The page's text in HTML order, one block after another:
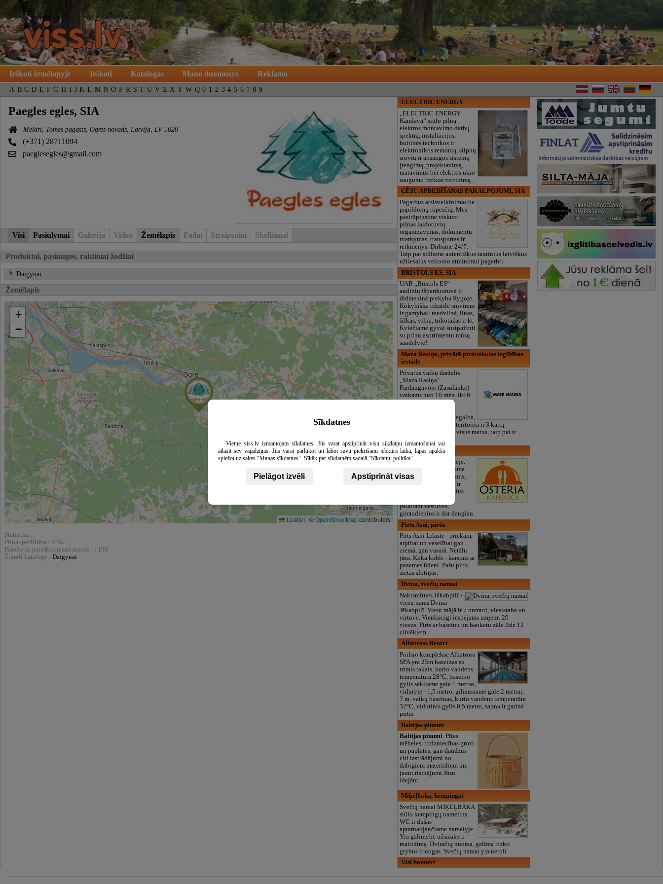
Ieškoti žemėlapyje Ieškoti Katalogas Mano duomenys Reklama
A B C D E F G H I J K L M N O P R S T U V Z X Y W Q 0 1 2 3 4 5 6 7 8 9
Paegles egles, SIA
Meldri, Tomes pagasts, Ogres novads, Latvija, LV-5020
(+371) 28711094
paeglesegles@gmail.com
Visi Pasiūlymai Galerija Video Žemėlapis Failai Straipsniai Skelbimai
Produktai, paslaugos, raktiniai žodžiai
Daigynai
Žemėlapis
+
−
Leaflet | ©OpenStreetMapcontributors
Statistika:
Pilnai peržūrėta : 2492
Parodytas paieškos rezultatuose : 1196
Žiūrėti kataloge : Daigynai
ELECTRIC ENERGY
„ELECTRIC ENERGY
Kandava“ siūlo pilną
elektros montavimo darbų
spektrą, instaliacijos,
buitinės technikos ir
elektronikos remontą, silpnų
srovių ir apsaugos sistemų
įrengimą, projektavimą,
matavimus bei elektros ūkio
saugumo rizikos vertinimą.
CĒSU APBEDĪŠANAS PAKALPOJUMI, SIA
Pagarbus atsisveikinimas be
papildomų rūpesčių. Mes
pasirūpinsime viskuo:
pilnas laidotuvių
organizavimas, dokumentų
tvarkymas, transportas ir
reikmenys. Dirbame 24/7.
Taip pat siūlome autentiškus tautinius latviškus
užtiesalus velionio atminimui pagerbti.
BRISTOLS ES, SIA
UAB „Bristols ES“ –
audinių išparduotuvė ir
didmeninė prekyba Rygoje.
Kokybiška tekstilė siuvimui
ir gamybai: medvilnė, linas,
šilkas, vilna, trikotažas ir kt.
Kviečiame gyvai susipažinti
su pilnu asortimentu mūsų
sandėlyje!
Maza Rasiņa, privātā pirmsskolas izglītības
iestāde
Privatus vaikų darželis
„Maza Rasiņa“
Pardaugavoje (Zasulauke)
vaikams nuo 10 mėn. iki 6
metų. Licencijuotos
logopedas, speciali pagalba,
būreliai, didelė žalia teritorija ir 3 kartų
maitinimas. Dirbame visus metus, taip pat ir
Osteria, kavinė
Esame kavinė Aizputėje.
Darbo dienomis siūlome
karštą patiekalą pietums,
taip pat gausų meniu ir
elegantiškus bei gražius
įskaitant vestuves,
gimtadienius ir dar daugiau.
Pirts Asni, pirtis
Pirts Asni Lilastē - priekam,
atpūtai un veselībai gan
ziemā, gan vasarā. Netālu
jūra. Koka kubls - karstais ar
pazemes ūdeni. Pašu pirts
sietas slotiņas.
Dvina, svečių namai
Naktsmītnes Jēkabpilī -
viesu nams Dvina
Jēkabpilī. Viesu mājā ir 7 numuri, viesistaba un
virtuve. Vienlaicīgi iespējams uzņemt 20
viesus. Pirts ar baseinu un banketu zāle līdz 12
cilvēkiem.
Albatross Resort
Poilsio komplekse Albatross
SPA yra 25m baseinas su
trimis takais, kurio vandens
temperatūra 28°C, baseino
gylis sekliame gale 1 metras,
viduryje - 1,5 metro, giliausiame gale 2 metrai,
7 m. vaikų baseinas, kurio vandens temperatūra
32°C, vidutinis gylis 0,5 metro, sauna ir garinė
pirtis
Baltijas pinumi
Baltijas pinumi. Pītas
mēbeles, tirdzniecības grozi
un paplātes, gan daudzus
citi izstrādājumi no
dabīgiem materiāliem un,
jauni risinājumi Jūsu
idejām.
Miķeļbāka, kempingai
Svečių namai MIĶEĻBĀKA
siūlo kempingų namelius.
WC ir dušas
aptarnaujančiame namelyje.
Yra galimybė užsisakyti
maitinimą. Dviračių nuoma, galima rinkti
grybus ir uogas. Svečių namai yra netoli
Visi banneri
Sīkdatnes
Vietne viss.lv izmantojam sīkdatnes. Jūs varat apstiprināt visu sīkdatņu izmantošanai vai
atlasīt sev vajadzīgās. Jūs varat pārlūkot un labot savu piekrišanu jebkurā laikā, lapas apakšā
spiežot uz saites "Manas sīkdatnes". Sīkāk par sīkdatnēm sadaļā "Sīkdatņu politika"
Pielāgot izvēli Apstiprināt visas